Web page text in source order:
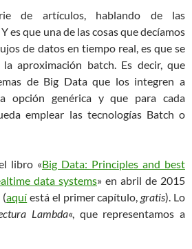
de artículos, hablando de las
Y es que una de las cosas que decíamos
de datos en tiempo real, es que se
aproximación batch. Es decir, que
de Big Data que los integren a
opción genérica y que para cada
emplear las tecnologías Batch o
libro «Big Data: Principles and best
data systems» en abril de 2015
(aquí está el primer capítulo, gratis). Lo
Lambda«, que representamos a